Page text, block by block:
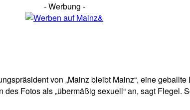
- Werbung -
von „Mainz bleibt Mainz“, eine
Fotos als „übermäßig sexuell“ an, sagt